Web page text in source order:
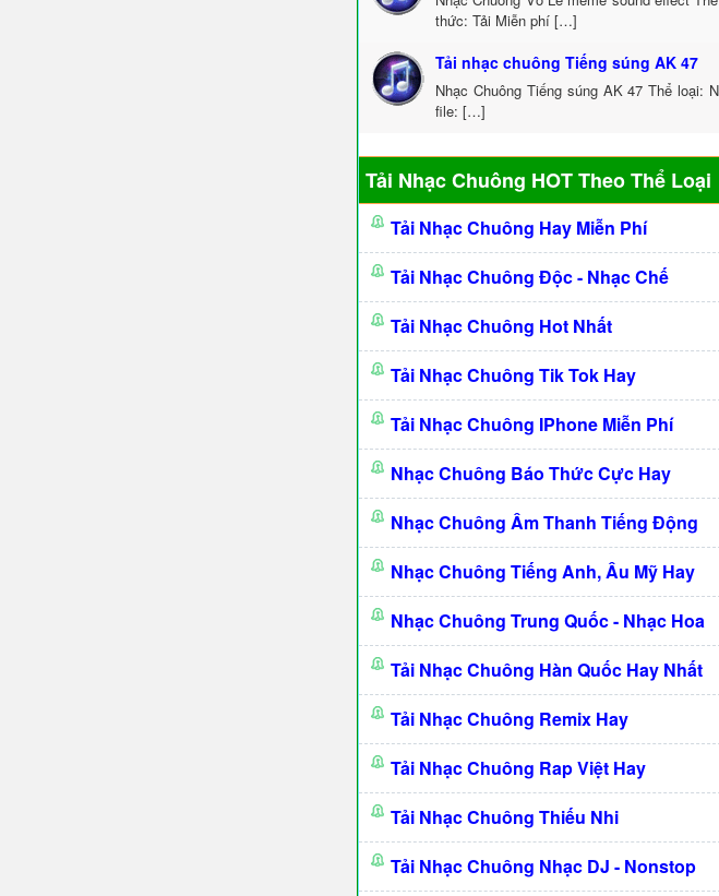
thức: Tải Miễn phí […]
Tải nhạc chuông Tiếng súng AK 47
Nhạc Chuông Tiếng súng AK 47 Thể loại:
file: […]
Tải Nhạc Chuông HOT Theo Thể Loại
Tải Nhạc Chuông Hay Miễn Phí
Tải Nhạc Chuông Độc - Nhạc Chế
Tải Nhạc Chuông Hot Nhất
Tải Nhạc Chuông Tik Tok Hay
Tải Nhạc Chuông IPhone Miễn Phí
Nhạc Chuông Báo Thức Cực Hay
Nhạc Chuông Âm Thanh Tiếng Động
Nhạc Chuông Tiếng Anh, Âu Mỹ Hay
Nhạc Chuông Trung Quốc - Nhạc Hoa
Tải Nhạc Chuông Hàn Quốc Hay Nhất
Tải Nhạc Chuông Remix Hay
Tải Nhạc Chuông Rap Việt Hay
Tải Nhạc Chuông Thiếu Nhi
Tải Nhạc Chuông Nhạc DJ - Nonstop